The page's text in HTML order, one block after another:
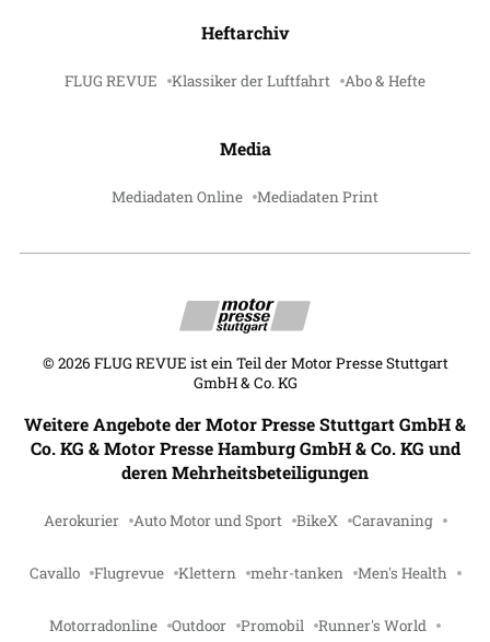
Heftarchiv
FLUG REVUE Klassiker der Luftfahrt Abo & Hefte
Media
Mediadaten Online Mediadaten Print
© 2026 FLUG REVUE ist ein Teil der Motor Presse Stuttgart
GmbH & Co. KG
Weitere Angebote der Motor Presse Stuttgart GmbH &
Co. KG & Motor Presse Hamburg GmbH & Co. KG und
deren Mehrheitsbeteiligungen
Aerokurier Auto Motor und Sport BikeX Caravaning
Cavallo Flugrevue Klettern mehr-tanken Men's Health
Motorradonline Outdoor Promobil Runner's World